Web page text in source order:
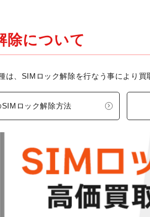
除について
は、SIMロック解除を行なう事により
ロック解除方法